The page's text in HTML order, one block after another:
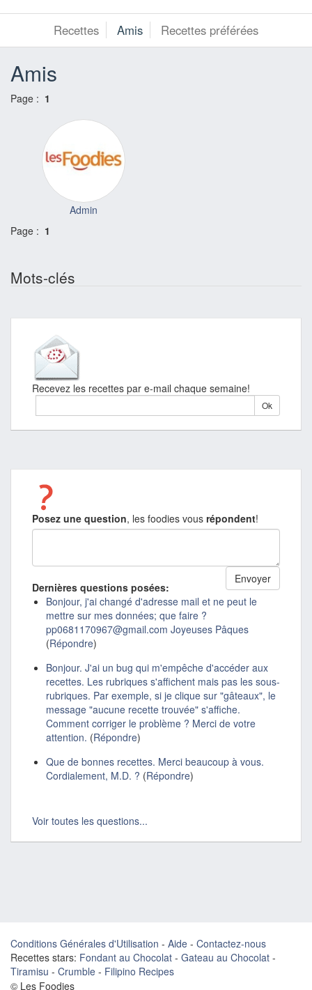
Recettes Amis Recettes préférées
Amis
Page : 1
Admin
Page : 1
Mots-clés
Recevez les recettes par e-mail chaque semaine!
Posez une question, les foodies vous répondent!
Dernières questions posées:
Bonjour, j'ai changé d'adresse mail et ne peut le
mettre sur mes données; que faire ?
pp0681170967@gmail.com Joyeuses Pâques
(Répondre)
Bonjour. J'ai un bug qui m'empêche d'accéder aux
recettes. Les rubriques s'affichent mais pas les sous-
rubriques. Par exemple, si je clique sur "gâteaux", le
message "aucune recette trouvée" s'affiche.
Comment corriger le problème ? Merci de votre
attention. (Répondre)
Que de bonnes recettes. Merci beaucoup à vous.
Cordialement, M.D. ? (Répondre)
Voir toutes les questions...
Conditions Générales d'Utilisation - Aide - Contactez-nous
Recettes stars: Fondant au Chocolat - Gateau au Chocolat -
Tiramisu - Crumble - Filipino Recipes
© Les Foodies